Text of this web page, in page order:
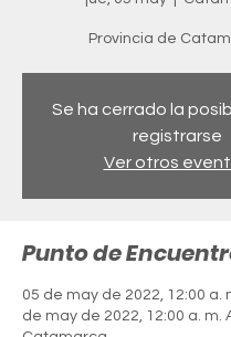
Provincia de
Se ha cerrado la
registrarse
Ver otros
Punto de
05 de may de 2022, 12:00 a.
de may de 2022, 12:00 a. m.